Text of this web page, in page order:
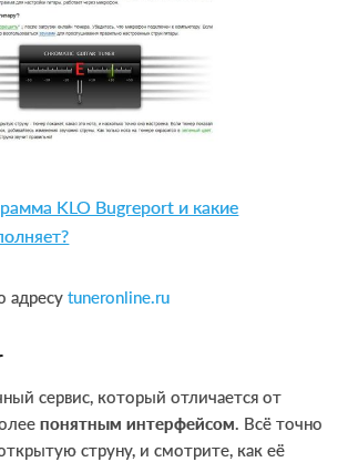
KLO Bugreport и какие
адресуtuneronline.ru
сервис, который отличается от
понятным интерфейсом. Всё точно
струну, и смотрите, как её